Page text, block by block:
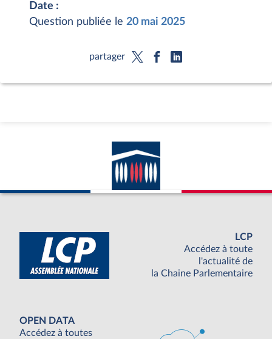
Date :
Question publiée le 20 mai 2025
partager
LCP
Accédez à toute
l'actualité de
la Chaine Parlementaire
OPEN DATA
Accédez à toutes